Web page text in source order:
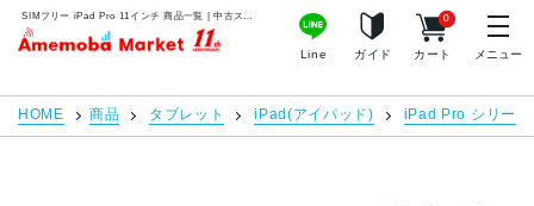
アメモバマーケット
Line ガイド カート
0
メニュー
HOME 商品 タブレット iPad(アイパッド) iPad Pro シリーズ